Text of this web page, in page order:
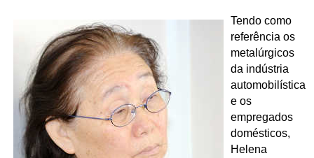
Tendo como
referência os
metalúrgicos
da indústria
automobilística
e os
empregados
domésticos,
Helena